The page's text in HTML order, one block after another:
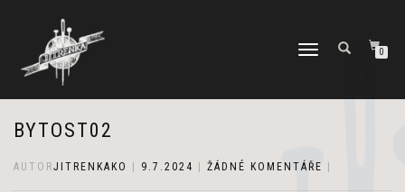
PŘEPNOUT
0
BYTOST02
AUTORJITRENKAKO 9.7.2024 ŽÁDNÉ KOMENTÁŘE